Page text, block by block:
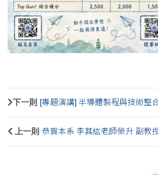
下一則 [專題演講] 半導體製程與技術整
上一則 恭賀本系 李其紘老師榮升 副教